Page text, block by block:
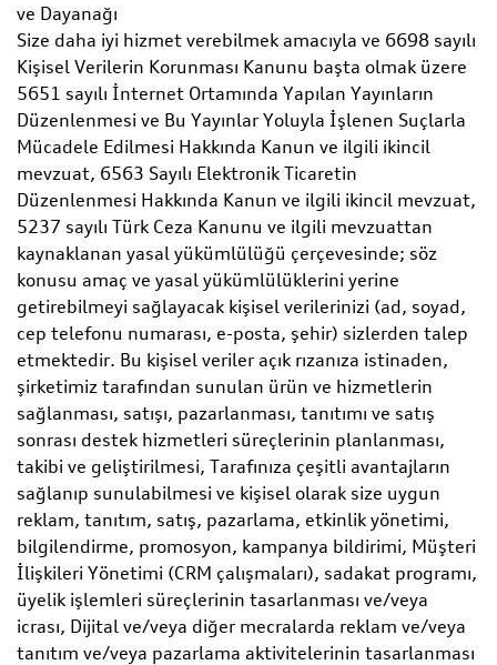
ve Dayanağı
Size daha iyi hizmet verebilmek amacıyla ve 6698 sayılı
Kişisel Verilerin Korunması Kanunu başta olmak üzere
5651 sayılı İnternet Ortamında Yapılan Yayınların
Düzenlenmesi ve Bu Yayınlar Yoluyla İşlenen Suçlarla
Mücadele Edilmesi Hakkında Kanun ve ilgili ikincil
mevzuat, 6563 Sayılı Elektronik Ticaretin
Düzenlenmesi Hakkında Kanun ve ilgili ikincil mevzuat,
5237 sayılı Türk Ceza Kanunu ve ilgili mevzuattan
kaynaklanan yasal yükümlülüğü çerçevesinde; söz
konusu amaç ve yasal yükümlülüklerini yerine
getirebilmeyi sağlayacak kişisel verilerinizi (ad, soyad,
cep telefonu numarası, e-posta, şehir) sizlerden talep
etmektedir. Bu kişisel veriler açık rızanıza istinaden,
şirketimiz tarafından sunulan ürün ve hizmetlerin
sağlanması, satışı, pazarlanması, tanıtımı ve satış
sonrası destek hizmetleri süreçlerinin planlanması,
takibi ve geliştirilmesi, Tarafınıza çeşitli avantajların
sağlanıp sunulabilmesi ve kişisel olarak size uygun
reklam, tanıtım, satış, pazarlama, etkinlik yönetimi,
bilgilendirme, promosyon, kampanya bildirimi, Müşteri
İlişkileri Yönetimi (CRM çalışmaları), sadakat programı,
üyelik işlemleri süreçlerinin tasarlanması ve/veya
icrası, Dijital ve/veya diğer mecralarda reklam ve/veya
tanıtım ve/veya pazarlama aktivitelerinin tasarlanması